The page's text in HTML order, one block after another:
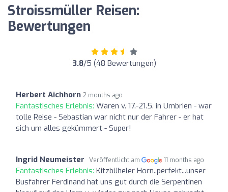
Stroissmüller Reisen:
Bewertungen
3.8/5 (48 Bewertungen)
Herbert Aichhorn 2 months ago
Fantastisches Erlebnis: Waren v. 17.-21.5. in Umbrien - war
tolle Reise - Sebastian war nicht nur der Fahrer - er hat
sich um alles gekümmert - Super!
Ingrid Neumeister Veröffentlicht am 11 months ago
Fantastisches Erlebnis: Kitzbüheler Horn..perfekt...unser
Busfahrer Ferdinand hat uns gut durch die Serpentinen